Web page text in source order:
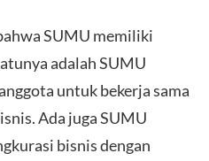
SUMU memiliki
adalah SUMU
untuk bekerja sama
Ada juga SUMU
bisnis dengan